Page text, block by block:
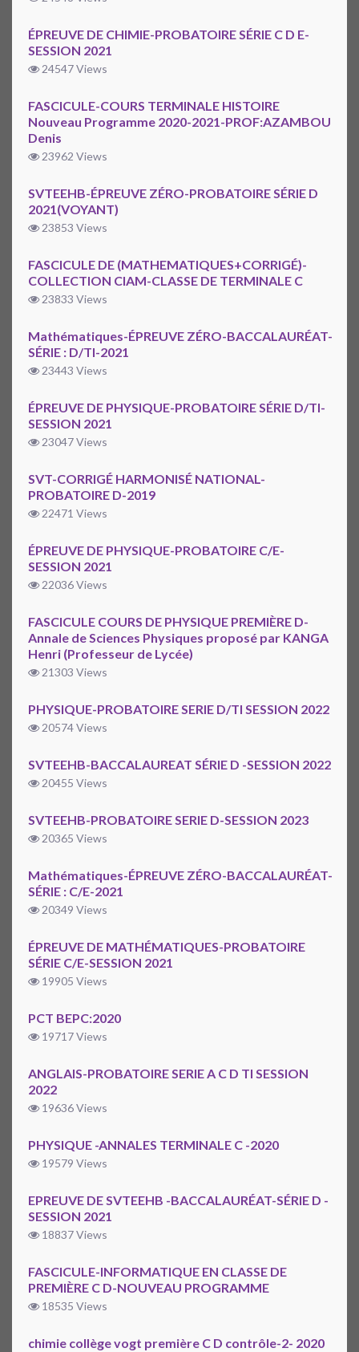
ÉPREUVE DE CHIMIE-PROBATOIRE SÉRIE C D E-
SESSION 2021
24547 Views
FASCICULE-COURS TERMINALE HISTOIRE
Nouveau Programme 2020-2021-PROF:AZAMBOU
Denis
23962 Views
SVTEEHB-ÉPREUVE ZÉRO-PROBATOIRE SÉRIE D
2021(VOYANT)
23853 Views
FASCICULE DE (MATHEMATIQUES+CORRIGÉ)-
COLLECTION CIAM-CLASSE DE TERMINALE C
23833 Views
Mathématiques-ÉPREUVE ZÉRO-BACCALAURÉAT-
SÉRIE : D/TI-2021
23443 Views
ÉPREUVE DE PHYSIQUE-PROBATOIRE SÉRIE D/TI-
SESSION 2021
23047 Views
SVT-CORRIGÉ HARMONISÉ NATIONAL-
PROBATOIRE D-2019
22471 Views
ÉPREUVE DE PHYSIQUE-PROBATOIRE C/E-
SESSION 2021
22036 Views
FASCICULE COURS DE PHYSIQUE PREMIÈRE D-
Annale de Sciences Physiques proposé par KANGA
Henri (Professeur de Lycée)
21303 Views
PHYSIQUE-PROBATOIRE SERIE D/TI SESSION 2022
20574 Views
SVTEEHB-BACCALAUREAT SÉRIE D -SESSION 2022
20455 Views
SVTEEHB-PROBATOIRE SERIE D-SESSION 2023
20365 Views
Mathématiques-ÉPREUVE ZÉRO-BACCALAURÉAT-
SÉRIE : C/E-2021
20349 Views
ÉPREUVE DE MATHÉMATIQUES-PROBATOIRE
SÉRIE C/E-SESSION 2021
19905 Views
PCT BEPC:2020
19717 Views
ANGLAIS-PROBATOIRE SERIE A C D TI SESSION
2022
19636 Views
PHYSIQUE -ANNALES TERMINALE C -2020
19579 Views
EPREUVE DE SVTEEHB -BACCALAURÉAT-SÉRIE D -
SESSION 2021
18837 Views
FASCICULE-INFORMATIQUE EN CLASSE DE
PREMIÈRE C D-NOUVEAU PROGRAMME
18535 Views
chimie collège vogt première C D contrôle-2- 2020